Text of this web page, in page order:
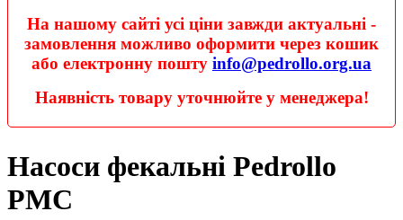
На нашому сайті усі ціни завжди актуальні -
замовлення можливо оформити через кошик
або електронну пошту info@pedrollo.org.ua
Наявність товару уточнюйте у менеджера!
Насоси фекальні Pedrollo
PMC